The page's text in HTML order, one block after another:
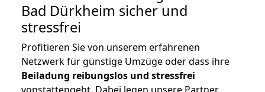
Bad Dürkheim sicher und
stressfrei
Profitieren Sie von unserem erfahrenen
Netzwerk für günstige Umzüge oder dass ihre
Beiladung reibungslos und stressfrei